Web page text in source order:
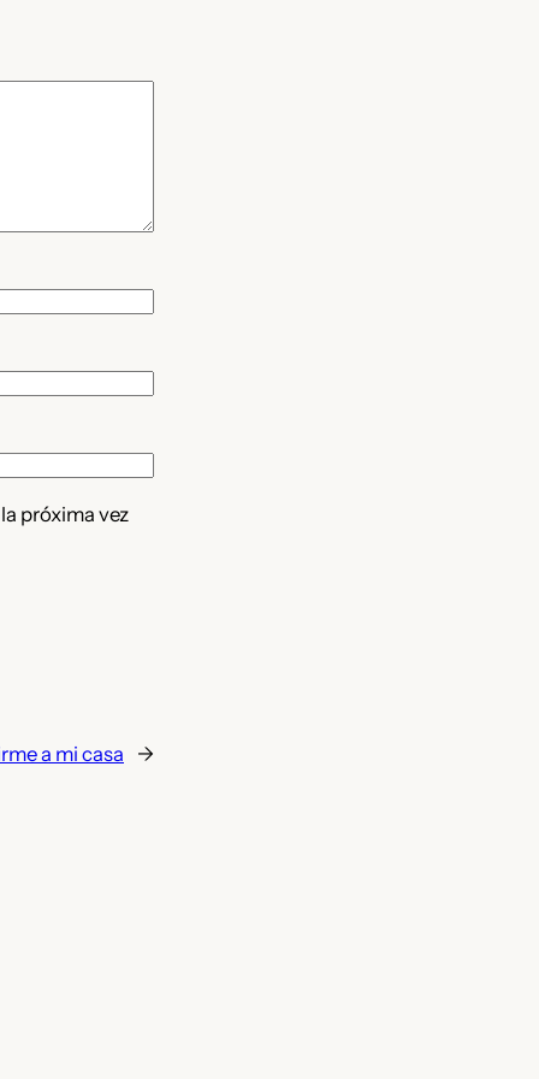
próxima vez
a mi casa →